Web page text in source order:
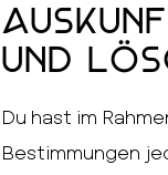
und
Du hast im
Bestimmungen